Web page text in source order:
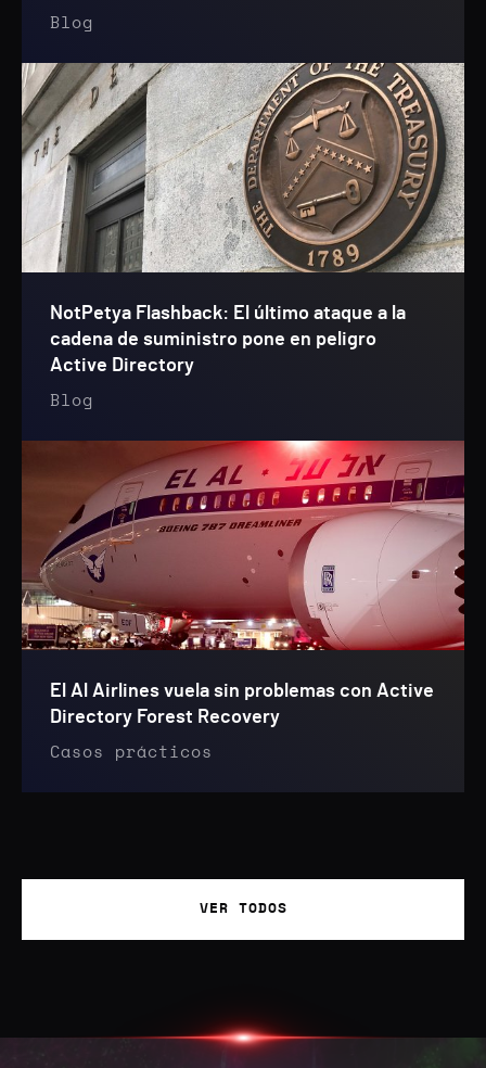
Blog
NotPetya Flashback: El último ataque a la
cadena de suministro pone en peligro
Active Directory
Blog
El Al Airlines vuela sin problemas con Active
Directory Forest Recovery
Casos prácticos
VER TODOS